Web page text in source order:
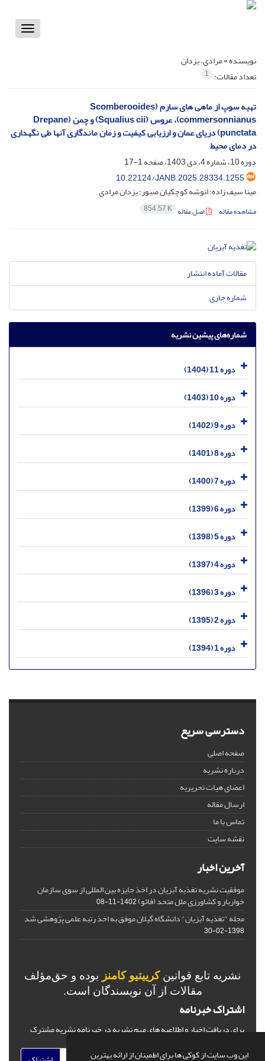
این وب سایت از کوکی ها برای اطمینان از ارائه بهترین
Toggle
نویسنده =مرادی، یزدان
تعداد مقالات: 1
تهیه سوپ از ماهی های سارم (Scomberooides
commersonnianus)، عروس (Squalius cii) و چمن (Drepane
punctata) دریای عمان و ارزیابی کیفیت و زمان ماندگاری آنها طی نگهداری
در دمای محیط
دوره 10، شماره 4، دی 1403، صفحه
1-17
10.22124/JANB.2025.28334.1255
مینا سیف زاده؛ انوشه کوچکیان صبور؛ یزدان مرادی
مشاهده مقاله اصل مقاله 854.57 K
مقالات آماده انتشار
شماره جاری
شماره‌های پیشین نشریه
دوره 11 (1404)
دوره 10 (1403)
دوره 9 (1402)
دوره 8 (1401)
دوره 7 (1400)
دوره 6 (1399)
دوره 5 (1398)
دوره 4 (1397)
دوره 3 (1396)
دوره 2 (1395)
دوره 1 (1394)
دسترسی سریع
صفحه اصلی
درباره نشریه
اعضای هیات تحریریه
ارسال مقاله
تماس با ما
نقشه سایت
آخرین اخبار
موفقیت نشریه تغذیه آبزیان در اخذ جایزه بین المللی از سوی سازمان
خواربار و کشاورزی ملل متحد (فائو)1402-11-08
مجله "تغذیه آبزیان" دانشگاه گیلان موفق به اخذ رتبه علمی پژوهشی شد
1398-02-30
نشریه تابع قوانینکرییتیو کامنز بوده و حق‌مؤلف
مقالات از آن نویسندگان است.
اشتراک خبرنامه
برای دریافت اخبار و اطلاعیه های مهم نشریه در خبرنامه نشریه مشترک